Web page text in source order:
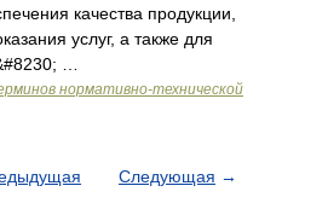
качества продукции,
услуг, а также для
…
нормативно-технической
Следующая →